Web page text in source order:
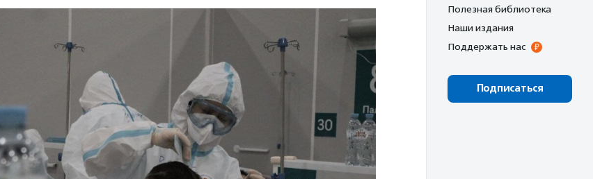
Полезная библиотека
Наши издания
Поддержать нас
Подписаться